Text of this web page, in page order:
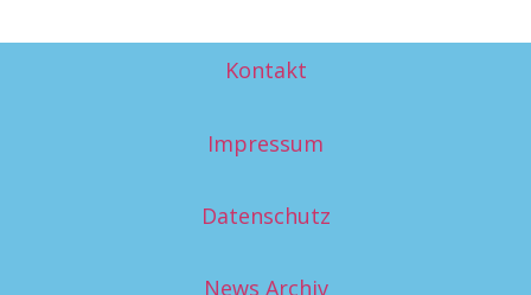
Kontakt
Impressum
Datenschutz
News Archiv